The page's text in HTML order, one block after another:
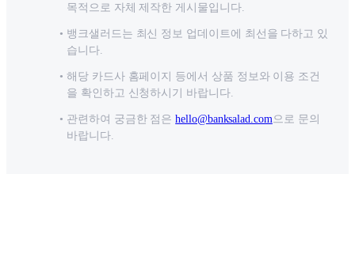
목적으로 자체 제작한 게시물입니다.
뱅크샐러드는 최신 정보 업데이트에 최선을 다하고 있
습니다.
해당 카드사 홈페이지 등에서 상품 정보와 이용 조건
을 확인하고 신청하시기 바랍니다.
관련하여 궁금한 점은 hello@banksalad.com 으로 문의
바랍니다.